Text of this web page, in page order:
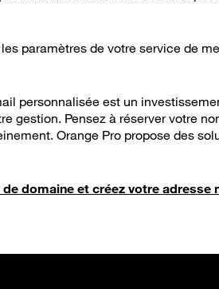
paramètres de votre service de
personnalisée est un
gestion. Pensez à réserver votre
Orange Pro propose des
domaine et créez votre adresse